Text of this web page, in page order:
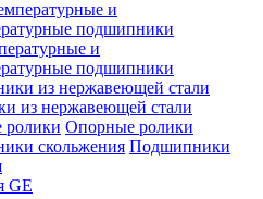
и
подшипники
из нержавеющей стали
Опорные ролики
Подшипники
GE